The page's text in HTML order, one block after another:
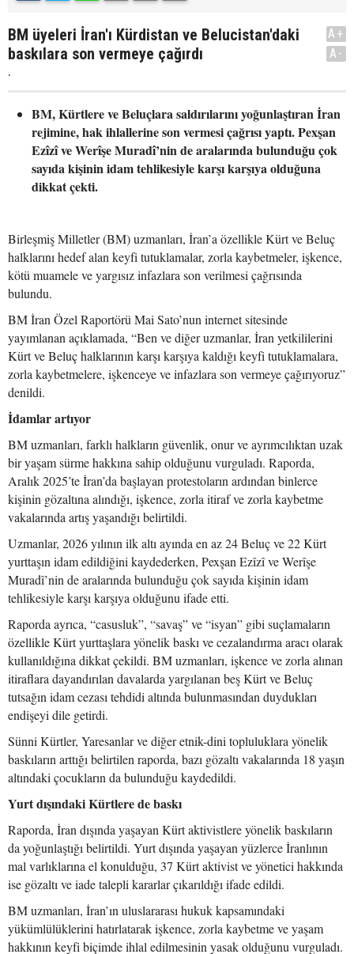
BM üyeleri İran'ı Kürdistan ve Belucistan'daki
baskılara son vermeye çağırdı
.
A+
A-
BM, Kürtlere ve Beluçlara saldırılarını yoğunlaştıran İran
rejimine, hak ihlallerine son vermesi çağrısı yaptı. Pexşan
Ezîzî ve Werîşe Muradî’nin de aralarında bulunduğu çok
sayıda kişinin idam tehlikesiyle karşı karşıya olduğuna
dikkat çekti.
Birleşmiş Milletler (BM) uzmanları, İran’a özellikle Kürt ve Beluç
halklarını hedef alan keyfi tutuklamalar, zorla kaybetmeler, işkence,
kötü muamele ve yargısız infazlara son verilmesi çağrısında
bulundu.
BM İran Özel Raportörü Mai Sato’nun internet sitesinde
yayımlanan açıklamada, “Ben ve diğer uzmanlar, İran yetkililerini
Kürt ve Beluç halklarının karşı karşıya kaldığı keyfi tutuklamalara,
zorla kaybetmelere, işkenceye ve infazlara son vermeye çağırıyoruz”
denildi.
İdamlar artıyor
BM uzmanları, farklı halkların güvenlik, onur ve ayrımcılıktan uzak
bir yaşam sürme hakkına sahip olduğunu vurguladı. Raporda,
Aralık 2025’te İran’da başlayan protestoların ardından binlerce
kişinin gözaltına alındığı, işkence, zorla itiraf ve zorla kaybetme
vakalarında artış yaşandığı belirtildi.
Uzmanlar, 2026 yılının ilk altı ayında en az 24 Beluç ve 22 Kürt
yurttaşın idam edildiğini kaydederken, Pexşan Ezîzî ve Werîşe
Muradî’nin de aralarında bulunduğu çok sayıda kişinin idam
tehlikesiyle karşı karşıya olduğunu ifade etti.
Raporda ayrıca, “casusluk”, “savaş” ve “isyan” gibi suçlamaların
özellikle Kürt yurttaşlara yönelik baskı ve cezalandırma aracı olarak
kullanıldığına dikkat çekildi. BM uzmanları, işkence ve zorla alınan
itiraflara dayandırılan davalarda yargılanan beş Kürt ve Beluç
tutsağın idam cezası tehdidi altında bulunmasından duydukları
endişeyi dile getirdi.
Sünni Kürtler, Yaresanlar ve diğer etnik-dini topluluklara yönelik
baskıların arttığı belirtilen raporda, bazı gözaltı vakalarında 18 yaşın
altındaki çocukların da bulunduğu kaydedildi.
Yurt dışındaki Kürtlere de baskı
Raporda, İran dışında yaşayan Kürt aktivistlere yönelik baskıların
da yoğunlaştığı belirtildi. Yurt dışında yaşayan yüzlerce İranlının
mal varlıklarına el konulduğu, 37 Kürt aktivist ve yönetici hakkında
ise gözaltı ve iade talepli kararlar çıkarıldığı ifade edildi.
BM uzmanları, İran’ın uluslararası hukuk kapsamındaki
yükümlülüklerini hatırlatarak işkence, zorla kaybetme ve yaşam
hakkının keyfi biçimde ihlal edilmesinin yasak olduğunu vurguladı.